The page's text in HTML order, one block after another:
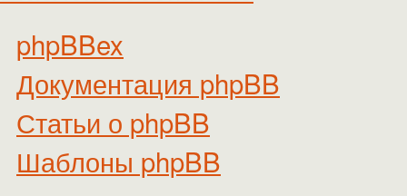
phpBBex
Документация phpBB
Статьи о phpBB
Шаблоны phpBB